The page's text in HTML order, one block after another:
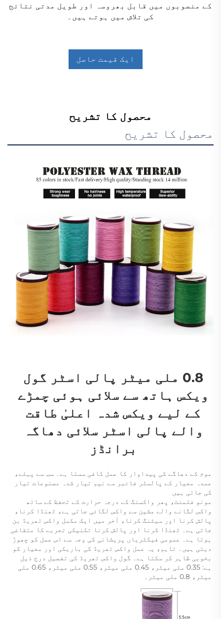
کے منصوبوں میں قابل بھروسہ اور طویل مدتی نتائج
کی تلاش میں ہوتے ہیں۔
ایک قیمت حاصل
محصول کا تشریح
محصول کا تشریح
برانڈز
کی جاتی ہیں
میٹر، 0.8 ملی میٹر۔